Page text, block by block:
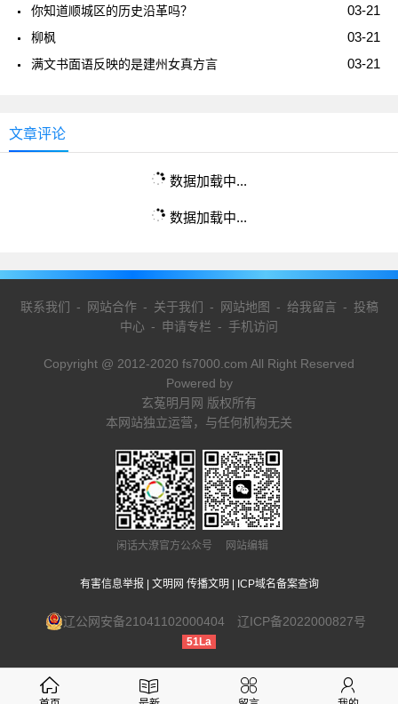
03-21
你知道顺城区的历史沿革吗？
03-21
柳枫
03-21
满文书面语反映的是建州女真方言
文章评论
数据加载中...
数据加载中...
联系我们 - 网站合作- 关于我们 - 网站地图 - 给我留言 - 投稿
中心 - 申请专栏 - 手机访问
Copyright @ 2012-2020 fs7000.com All Right Reserved
Powered by
玄菟明月网 版权所有
本网站独立运营，与任何机构无关
闲话大潦官方公众号 网站编辑
有害信息举报 | 文明网 传播文明 | ICP域名备案查询
辽公网安备21041102000404 辽ICP备2022000827号
51La